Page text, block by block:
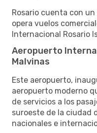
Rosario cuenta con
opera vuelos
Internacional Rosario
Aeropuerto
Malvinas
Este aeropuerto,
aeropuerto moderno
de servicios a los
suroeste de la ciudad
nacionales e